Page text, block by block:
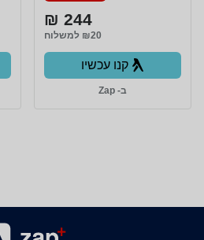
244 ₪
₪20 למשלוח
קנו עכשיו
ב- Zap